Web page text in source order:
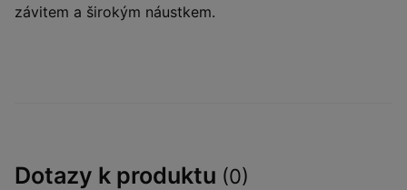
závitem a širokým náustkem.
Dotazy k produktu (0)